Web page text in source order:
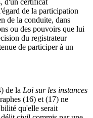
d'un certificat
de la participation
de la conduite, dans
ou des pouvoirs que lui
du registrateur
de participer à un
de la Loi sur les instances
(16) et (17) ne
qu'elle serait